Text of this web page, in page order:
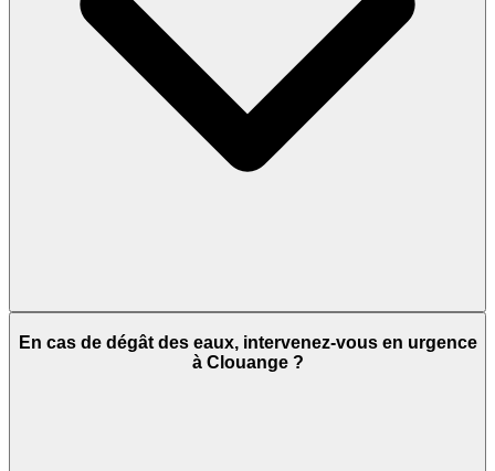
En cas de dégât des eaux, intervenez-vous en urgence
à Clouange ?